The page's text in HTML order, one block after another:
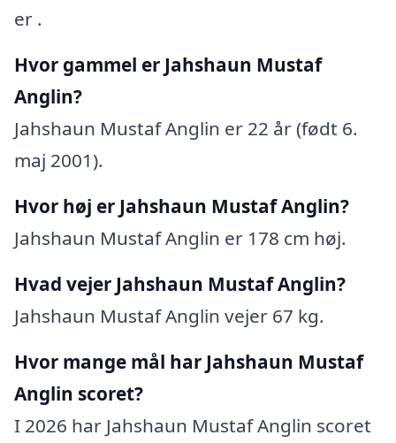
er .
Hvor gammel er Jahshaun Mustaf
Anglin?
Jahshaun Mustaf Anglin er 22 år (født 6.
maj 2001).
Hvor høj er Jahshaun Mustaf Anglin?
Jahshaun Mustaf Anglin er 178 cm høj.
Hvad vejer Jahshaun Mustaf Anglin?
Jahshaun Mustaf Anglin vejer 67 kg.
Hvor mange mål har Jahshaun Mustaf
Anglin scoret?
I 2026 har Jahshaun Mustaf Anglin scoret